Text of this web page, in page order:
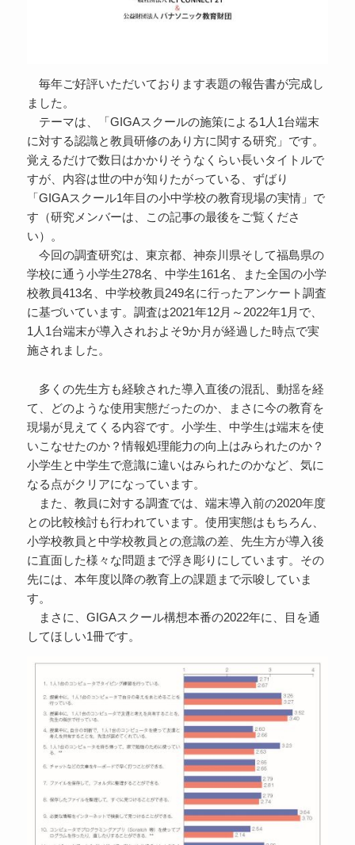
毎年ご好評いただいております表題の報告書が完成し
ました。
テーマは、「GIGAスクールの施策による1人1台端末
に対する認識と教員研修のあり方に関する研究」です。
覚えるだけで数日はかかりそうなくらい長いタイトルで
すが、内容は世の中が知りたがっている、ずばり
「GIGAスクール1年目の小中学校の教育現場の実情」で
す（研究メンバーは、この記事の最後をご覧くださ
い）。
今回の調査研究は、東京都、神奈川県そして福島県の
学校に通う小学生278名、中学生161名、また全国の小学
校教員413名、中学校教員249名に行ったアンケート調査
に基づいています。調査は2021年12月～2022年1月で、
1人1台端末が導入されおよそ9か月が経過した時点で実
施されました。
多くの先生方も経験された導入直後の混乱、動揺を経
て、どのような使用実態だったのか、まさに今の教育を
現場が見えてくる内容です。小学生、中学生は端末を使
いこなせたのか？情報処理能力の向上はみられたのか？
小学生と中学生で意識に違いはみられたのかなど、気に
なる点がクリアになっています。
また、教員に対する調査では、端末導入前の2020年度
との比較検討も行われています。使用実態はもちろん、
小学校教員と中学校教員との意識の差、先生方が導入後
に直面した様々な問題まで浮き彫りにしています。その
先には、本年度以降の教育上の課題まで示唆していま
す。
まさに、GIGAスクール構想本番の2022年に、目を通
してほしい1冊です。